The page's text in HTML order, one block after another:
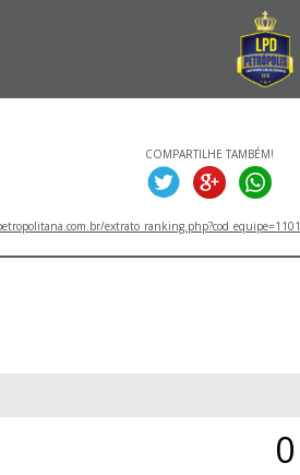
COMPARTILHE TAMBÉM!
extrato_ranking.php?cod_equipe=1101
0